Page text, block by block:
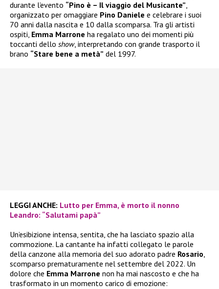
durante l’evento “Pino è – Il viaggio del Musicante”,
organizzato per omaggiare Pino Daniele e celebrare i suoi
70 anni dalla nascita e 10 dalla scomparsa. Tra gli artisti
ospiti, Emma Marrone ha regalato uno dei momenti più
toccanti dello show, interpretando con grande trasporto il
brano “Stare bene a metà” del 1997.
LEGGI ANCHE: Lutto per Emma, è morto il nonno
Leandro: “Salutami papà”
Un’esibizione intensa, sentita, che ha lasciato spazio alla
commozione. La cantante ha infatti collegato le parole
della canzone alla memoria del suo adorato padre Rosario,
scomparso prematuramente nel settembre del 2022. Un
dolore che Emma Marrone non ha mai nascosto e che ha
trasformato in un momento carico di emozione: